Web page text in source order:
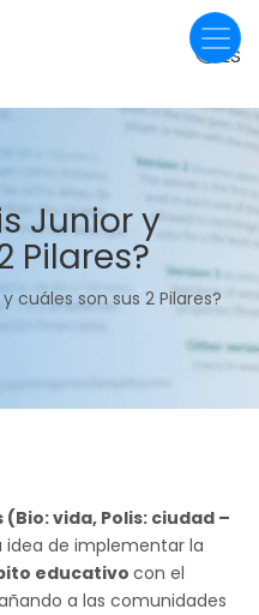
ES
Junior y
Pilares?
cuáles son sus 2 Pilares?
vida, Polis: ciudad –
idea de implementar la
educativo con el
a las comunidades